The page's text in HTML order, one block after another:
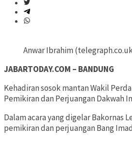
Anwar Ibrahim
JABARTODAY.COM – BANDUNG
Kehadiran sosok mantan Wakil
Pemikiran dan Perjuangan Dakwah
Dalam acara yang digelar Bakornas
pemikiran dan perjuangan Bang